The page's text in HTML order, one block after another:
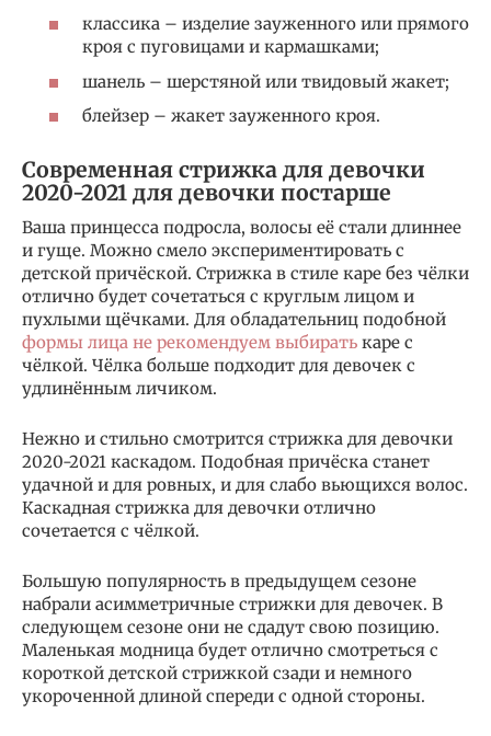
классика – изделие зауженного или прямого
кроя с пуговицами и кармашками;
шанель – шерстяной или твидовый жакет;
блейзер – жакет зауженного кроя.
Современная стрижка для девочки
2020-2021 для девочки постарше
Ваша принцесса подросла, волосы её стали длиннее
и гуще. Можно смело экспериментировать с
детской причёской. Стрижка в стиле каре без чёлки
отлично будет сочетаться с круглым лицом и
пухлыми щёчками. Для обладательниц подобной
формы лица не рекомендуем выбирать каре с
чёлкой. Чёлка больше подходит для девочек с
удлинённым личиком.
Нежно и стильно смотрится стрижка для девочки
2020-2021 каскадом. Подобная причёска станет
удачной и для ровных, и для слабо вьющихся волос.
Каскадная стрижка для девочки отлично
сочетается с чёлкой.
Большую популярность в предыдущем сезоне
набрали асимметричные стрижки для девочек. В
следующем сезоне они не сдадут свою позицию.
Маленькая модница будет отлично смотреться с
короткой детской стрижкой сзади и немного
укороченной длиной спереди с одной стороны.